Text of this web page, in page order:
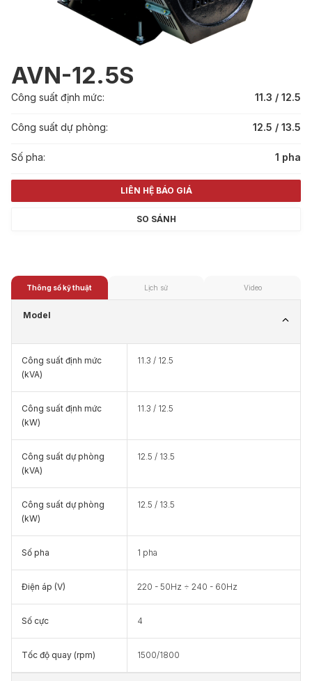
AVN-12.5S
Công suất định mức: 11.3 / 12.5
Công suất dự phòng: 12.5 / 13.5
Số pha: 1 pha
LIÊN HỆ BÁO GIÁ
SO SÁNH
Thông số kỹ thuật Lịch sử Video
Model
Công suất định mức
(kVA)
11.3 / 12.5
Công suất định mức
(kW)
11.3 / 12.5
Công suất dự phòng
(kVA)
12.5 / 13.5
Công suất dự phòng
(kW)
12.5 / 13.5
Số pha 1 pha
Điện áp (V) 220 - 50Hz ÷ 240 - 60Hz
Số cực 4
Tốc độ quay (rpm) 1500/1800